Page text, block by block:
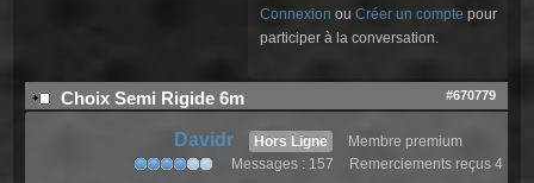
Connexion ouCréer un compte pour
participer à la conversation.
Choix Semi Rigide 6m #670779
Davidr Hors Ligne
Membre premium
Messages : 157
Remerciements reçus 4